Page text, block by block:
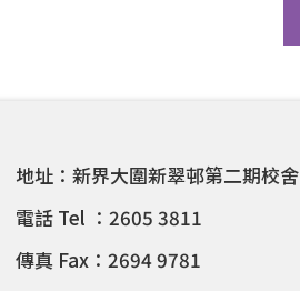
地址：新界大圍新翠邨第二期校舍
電話 Tel ：2605 3811
傳真 Fax：2694 9781